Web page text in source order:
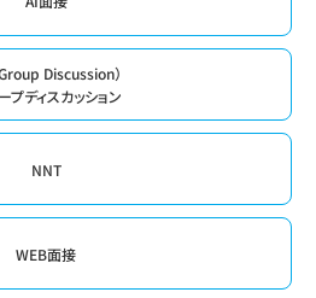
Discussion）
プディスカッション
NNT
WEB面接